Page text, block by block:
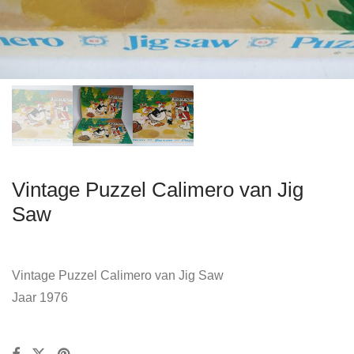
Vintage Puzzel Calimero van Jig
Saw
Vintage Puzzel Calimero van Jig Saw
Jaar 1976